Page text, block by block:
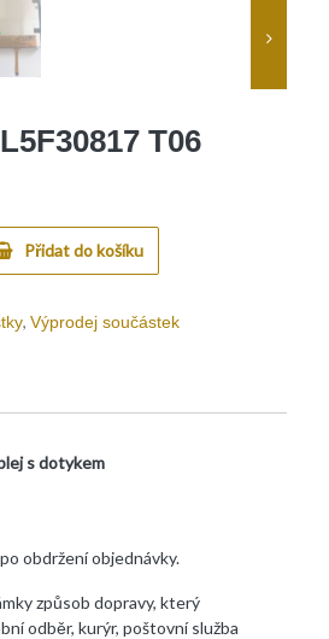
T06
Přidat do košíku
, Výprodej součástek
s dotykem
obdržení objednávky.
způsob dopravy, který
odběr, kurýr, poštovní služba